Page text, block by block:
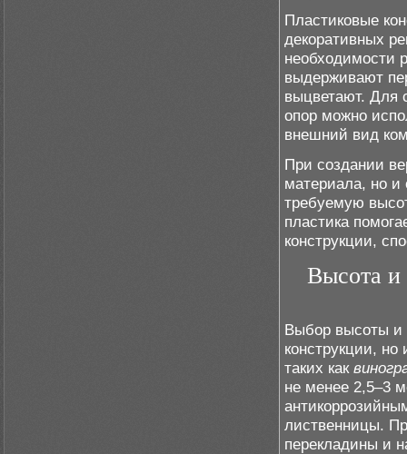
Пластиковые
декоративных
необходимости
выдерживают
выцветают. Для
опор можно
внешний вид
При создании
материала, но и
требуемую
пластика
конструкции,
Высота и
Выбор высоты и
конструкции,
таких как
не менее 2,5–3
лиственницы.
перекладины и